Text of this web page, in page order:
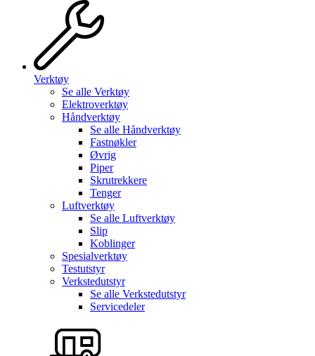
Verktøy
Se alle Verktøy
Elektroverktøy
Håndverktøy
Se alle Håndverktøy
Fastnøkler
Øvrig
Piper
Skrutrekkere
Tenger
Luftverktøy
Se alle Luftverktøy
Slip
Koblinger
Spesialverktøy
Testutstyr
Verkstedutstyr
Se alle Verkstedutstyr
Servicedeler